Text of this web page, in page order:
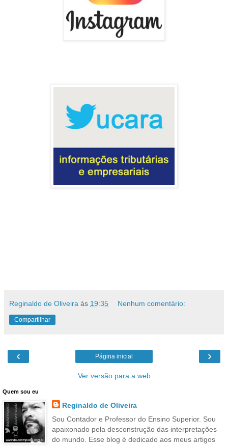
Reginaldo de Oliveira às 19:35 Nenhum comentário:
Compartilhar
‹ ›
Página inicial
Ver versão para a web
Quem sou eu
Reginaldo de Oliveira
Sou Contador e Professor do Ensino Superior. Sou
apaixonado pela desconstrução das interpretações
do mundo. Esse blog é dedicado aos meus artigos